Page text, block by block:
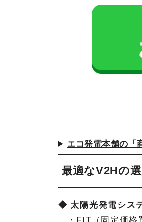
エコ発電本舗の「
最適なV2Hの
◆ 太陽光発電シス
・FIT（固定価格